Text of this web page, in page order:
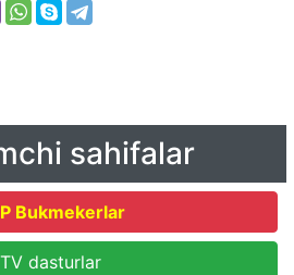
sahifalar
Bukmekerlar
TV dasturlar